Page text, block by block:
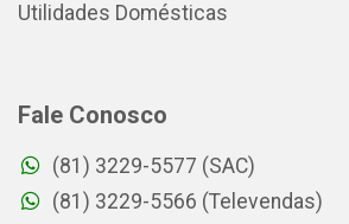
Utilidades Domésticas
Fale Conosco
(81) 3229-5577 (SAC)
(81) 3229-5566 (Televendas)